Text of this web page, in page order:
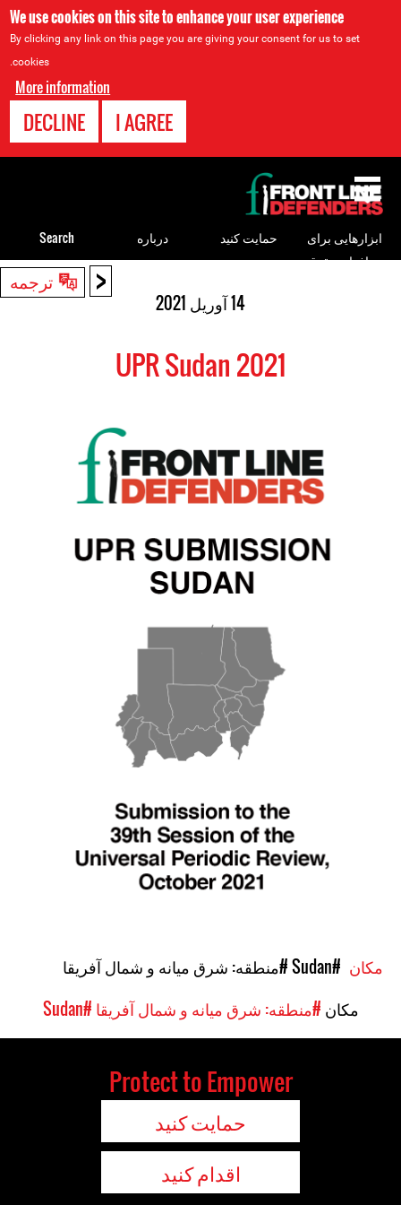
We use cookies on this site to enhance your user experience
By clicking any link on this page you are giving your consent for us to set
cookies.
More information
I AGREE
DECLINE
< ترجمه
14 آوریل 2021
UPR Sudan 2021
مکان #Sudan #منطقه: شرق میانه و شمال آفریقا
to
top
ابزارهایی برای
مدافعان حقوق
حمایت کنید درباره Search
مکان #منطقه: شرق میانه و شمال آفریقا #Sudan
Protect to Empower
حمایت کنید
اقدام کنید